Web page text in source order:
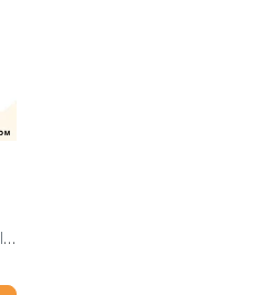
Meerdere varianten mogelijk